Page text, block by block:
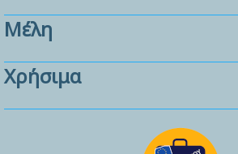
Μέλη
Χρήσιμα